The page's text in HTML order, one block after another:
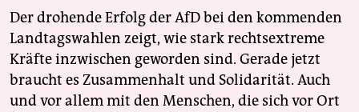
Der drohende Erfolg der AfD bei den kommenden
Landtagswahlen zeigt, wie stark rechtsextreme
Kräfte inzwischen geworden sind. Gerade jetzt
braucht es Zusammenhalt und Solidarität. Auch
und vor allem mit den Menschen, die sich vor Ort